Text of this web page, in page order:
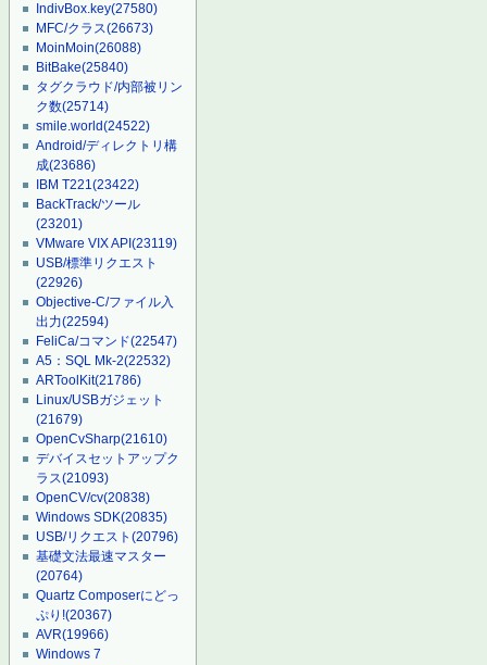
IndivBox.key(27580)
MFC/クラス(26673)
MoinMoin(26088)
BitBake(25840)
タグクラウド/内部被リン
ク数(25714)
smile.world(24522)
Android/ディレクトリ構
成(23686)
IBM T221(23422)
BackTrack/ツール
(23201)
VMware VIX API(23119)
USB/標準リクエスト
(22926)
Objective-C/ファイル入
出力(22594)
FeliCa/コマンド(22547)
A5：SQL Mk-2(22532)
ARToolKit(21786)
Linux/USBガジェット
(21679)
OpenCvSharp(21610)
デバイスセットアップク
ラス(21093)
OpenCV/cv(20838)
Windows SDK(20835)
USB/リクエスト(20796)
基礎文法最速マスター
(20764)
Quartz Composerにどっ
ぷり!(20367)
AVR(19966)
Windows 7